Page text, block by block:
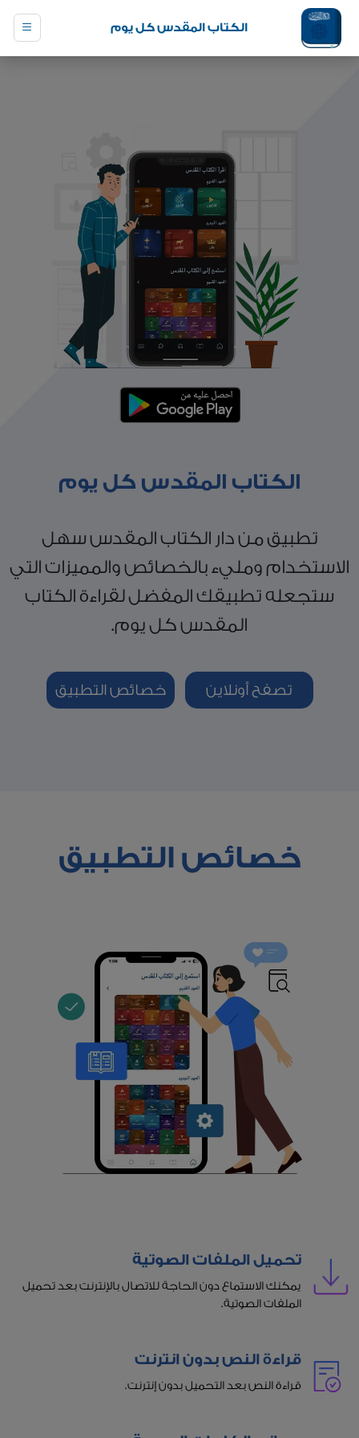
الكتاب المقدس كل يوم
الكتاب المقدس كل يوم
تطبيق من دار الكتاب المقدس سهل
الاستخدام ومليء بالخصائص والمميزات التي
ستجعله تطبيقك المفضل لقراءة الكتاب
المقدس كل يوم.
تصفح أونلاين خصائص التطبيق
خصائص التطبيق
تحميل الملفات الصوتية
يمكنك الاستماع دون الحاجة للاتصال بالإنترنت بعد تحميل
الملفات الصوتية.
قراءة النص بدون انترنت
قراءة النص بعد التحميل بدون إنترنت.